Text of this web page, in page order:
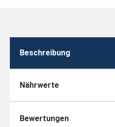
Beschreibung
Nährwerte
Bewertungen